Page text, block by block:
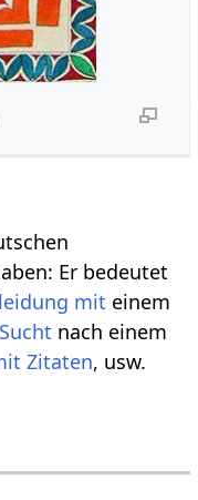
Er bedeutet
mit einem
Sucht nach einem
Zitaten, usw.